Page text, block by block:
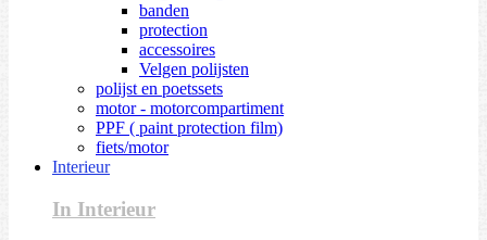
banden
protection
accessoires
Velgen polijsten
polijst en poetssets
motor - motorcompartiment
PPF ( paint protection film)
fiets/motor
Interieur
In Interieur